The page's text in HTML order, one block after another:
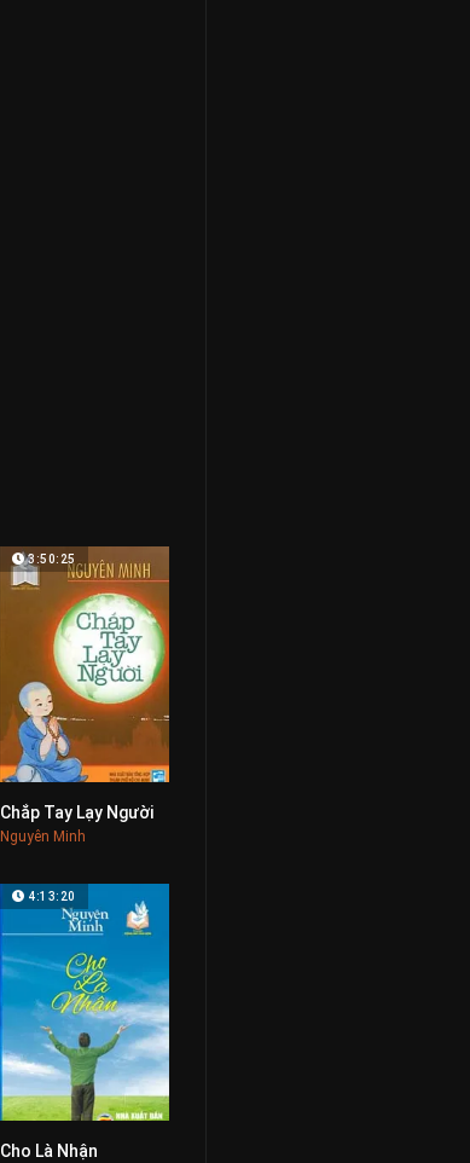
0
3:50:25
Chắp Tay Lạy Người
Nguyên Minh
4:13:20
Cho Là Nhận